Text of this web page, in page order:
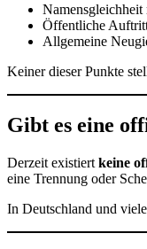
Namensgleichheit
Öffentliche
Allgemeine
Keiner dieser Punkte
Gibt es eine
Derzeit existiert keine
eine Trennung oder
In Deutschland und